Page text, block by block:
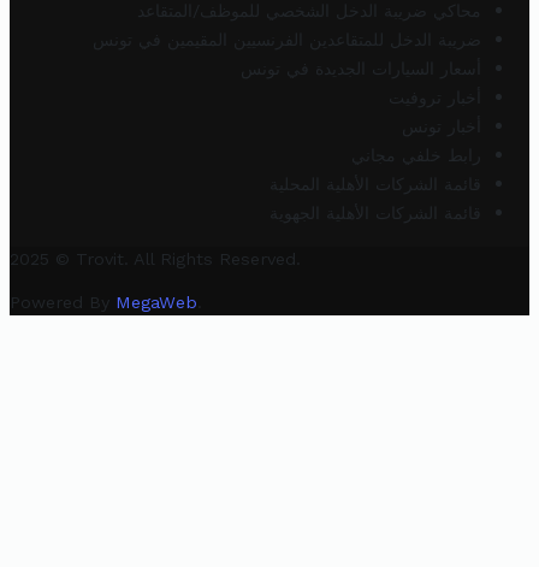
محاكي ضريبة الدخل الشخصي للموظف/المتقاعد
ضريبة الدخل للمتقاعدين الفرنسيين المقيمين في تونس
أسعار السيارات الجديدة في تونس
أخبار تروفيت
أخبار تونس
رابط خلفي مجاني
قائمة الشركات الأهلية المحلية
قائمة الشركات الأهلية الجهوية
2025 © Trovit. All Rights Reserved.
Powered By MegaWeb